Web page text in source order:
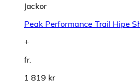
Jackor
Peak Performance Trail Hipe
+
fr.
1 819 kr